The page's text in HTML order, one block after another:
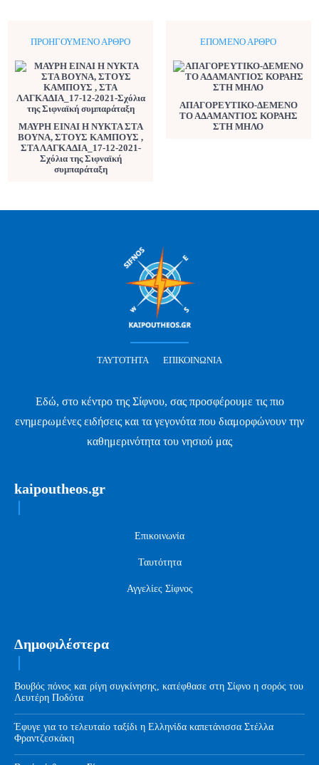
ΠΡΟΗΓΟΎΜΕΝΟ ΆΡΘΡΟ
ΜΑΥΡΗ ΕΙΝΑΙ Η ΝΥΚΤΑ ΣΤΑ
ΒΟΥΝΑ, ΣΤΟΥΣ ΚΑΜΠΟΥΣ ,
ΣΤΑ ΛΑΓΚΑΔΙΑ_17-12-2021-
Σχόλια της Σιφναϊκή
συμπαράταξη
ΕΠΌΜΕΝΟ ΆΡΘΡΟ
ΑΠΑΓΟΡΕΥΤΙΚΟ-ΔΕΜΕΝΟ
ΤΟ ΑΔΑΜΑΝΤΙΟΣ ΚΟΡΑΗΣ
ΣΤΗ ΜΗΛΟ
ΤΑΥΤΌΤΗΤΑ ΕΠΙΚΟΙΝΩΝΊΑ
Εδώ, στο κέντρο της Σίφνου, σας προσφέρουμε τις πιο
ενημερωμένες ειδήσεις και τα γεγονότα που διαμορφώνουν την
καθημερινότητα του νησιού μας
kaipoutheos.gr
Επικοινωνία
Ταυτότητα
Αγγελίες Σίφνος
Δημοφιλέστερα
Βουβός πόνος και ρίγη συγκίνησης, κατέφθασε στη Σίφνο η σορός του
Λευτέρη Ποδότα
Έφυγε για το τελευταίο ταξίδι η Ελληνίδα καπετάνισσα Στέλλα
Φραντζεσκάκη